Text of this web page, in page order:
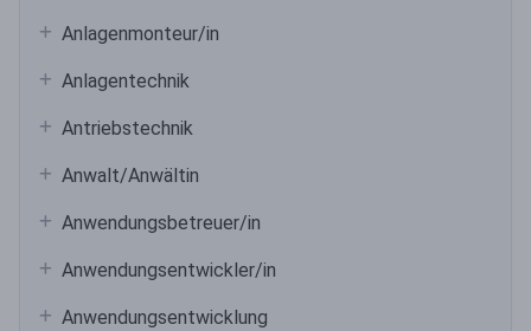
Anlagenmonteur/in
Anlagentechnik
Antriebstechnik
Anwalt/Anwältin
Anwendungsbetreuer/in
Anwendungsentwickler/in
Anwendungsentwicklung